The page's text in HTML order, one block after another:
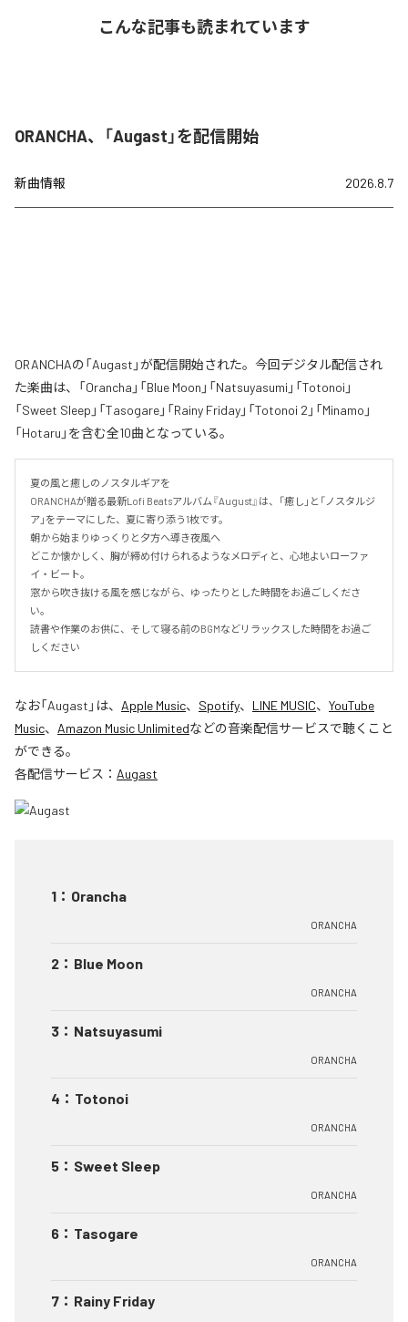
こんな記事も読まれています
ORANCHA、「Augast」を配信開始
新曲情報 2026.8.7
ORANCHAの「Augast」が配信開始された。今回デジタル配信され
た楽曲は、「Orancha」「Blue Moon」「Natsuyasumi」「Totonoi」
「Sweet Sleep」「Tasogare」「Rainy Friday」「Totonoi 2」「Minamo」
「Hotaru」を含む全10曲となっている。
夏の風と癒しのノスタルギアを
ORANCHAが贈る最新Lofi Beatsアルバム『August』は、「癒し」と「ノスタルジ
ア」をテーマにした、夏に寄り添う1枚です。
朝から始まりゆっくりと夕方へ導き夜風へ
どこか懐かしく、胸が締め付けられるようなメロディと、心地よいローファ
イ・ビート。
窓から吹き抜ける風を感じながら、ゆったりとした時間をお過ごしくださ
い。
読書や作業のお供に、そして寝る前のBGMなどリラックスした時間をお過ご
しください
なお「Augast 」は、 Apple Music、 Spotify、 LINE MUSIC、 YouTube
Music、 Amazon Music Unlimitedなどの音楽配信サービスで聴くこと
ができる。
各配信サービス： Augast
1 ： Orancha
ORANCHA
2 ： Blue Moon
ORANCHA
3 ： Natsuyasumi
ORANCHA
4 ： Totonoi
ORANCHA
5 ： Sweet Sleep
ORANCHA
6 ： Tasogare
ORANCHA
7 ： Rainy Friday